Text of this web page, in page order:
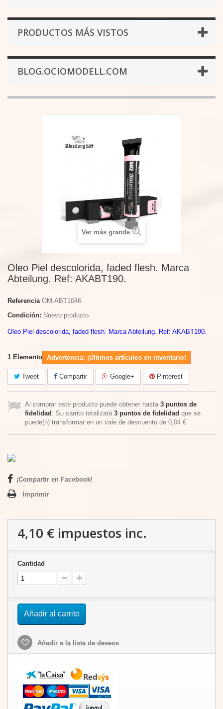
PRODUCTOS MÁS VISTOS
BLOG.OCIOMODELL.COM
Ver más grande
Oleo Piel descolorida, faded flesh. Marca
Abteilung. Ref: AKABT190.
Referencia OM-ABT1046
Condición: Nuevo producto
Oleo Piel descolorida, faded flesh. Marca Abteilung. Ref: AKABT190.
1 Elemento Advertencia: ¡Últimos artículos en inventario!
Tweet Compartir Google+ Pinterest
Al comprar este producto puede obtener hasta 3 puntos de
fidelidad . Su carrito totalizará 3 puntos de fidelidad que se
puede(n) transformar en un vale de descuento de 0,04 €.
¡Compartir en Facebook!
Imprimir
4,10 € impuestos inc.
Cantidad
Añadir al carrito
Añadir a la lista de deseos